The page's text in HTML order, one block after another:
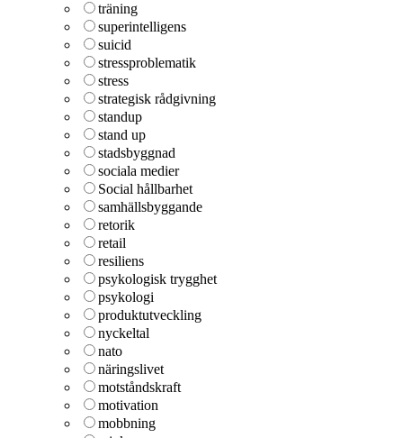
träning
superintelligens
suicid
stressproblematik
stress
strategisk rådgivning
standup
stand up
stadsbyggnad
sociala medier
Social hållbarhet
samhällsbyggande
retorik
retail
resiliens
psykologisk trygghet
psykologi
produktutveckling
nyckeltal
nato
näringslivet
motståndskraft
motivation
mobbning